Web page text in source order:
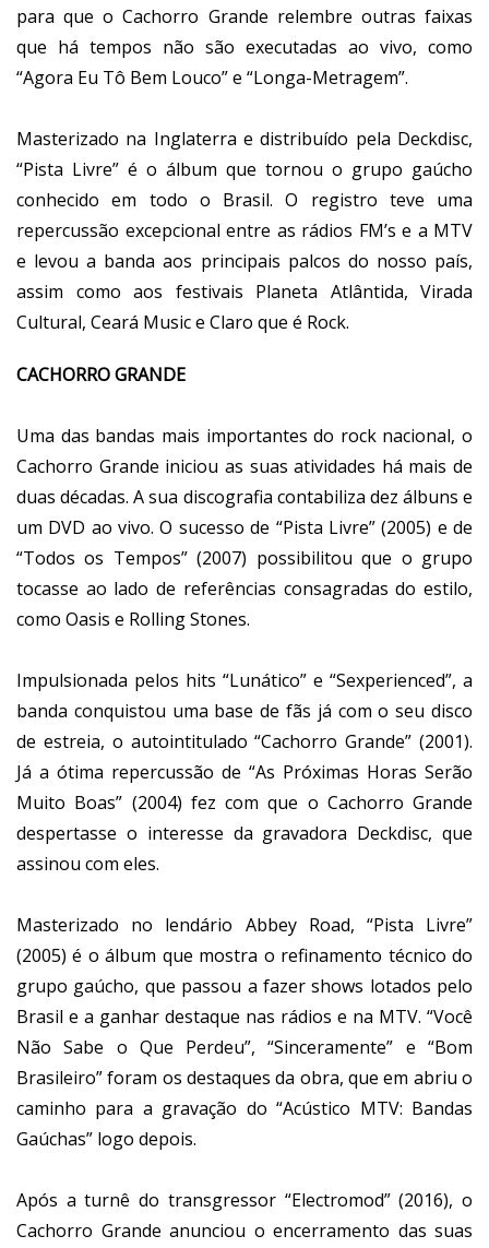
para que o Cachorro Grande relembre outras faixas
que há tempos não são executadas ao vivo, como
“Agora Eu Tô Bem Louco” e “Longa-Metragem”.
Masterizado na Inglaterra e distribuído pela Deckdisc,
“Pista Livre” é o álbum que tornou o grupo gaúcho
conhecido em todo o Brasil. O registro teve uma
repercussão excepcional entre as rádios FM’s e a MTV
e levou a banda aos principais palcos do nosso país,
assim como aos festivais Planeta Atlântida, Virada
Cultural, Ceará Music e Claro que é Rock.
CACHORRO GRANDE
Uma das bandas mais importantes do rock nacional, o
Cachorro Grande iniciou as suas atividades há mais de
duas décadas. A sua discografia contabiliza dez álbuns e
um DVD ao vivo. O sucesso de “Pista Livre” (2005) e de
“Todos os Tempos” (2007) possibilitou que o grupo
tocasse ao lado de referências consagradas do estilo,
como Oasis e Rolling Stones.
Impulsionada pelos hits “Lunático” e “Sexperienced”, a
banda conquistou uma base de fãs já com o seu disco
de estreia, o autointitulado “Cachorro Grande” (2001).
Já a ótima repercussão de “As Próximas Horas Serão
Muito Boas” (2004) fez com que o Cachorro Grande
despertasse o interesse da gravadora Deckdisc, que
assinou com eles.
Masterizado no lendário Abbey Road, “Pista Livre”
(2005) é o álbum que mostra o refinamento técnico do
grupo gaúcho, que passou a fazer shows lotados pelo
Brasil e a ganhar destaque nas rádios e na MTV. “Você
Não Sabe o Que Perdeu”, “Sinceramente” e “Bom
Brasileiro” foram os destaques da obra, que em abriu o
caminho para a gravação do “Acústico MTV: Bandas
Gaúchas” logo depois.
Após a turnê do transgressor “Electromod” (2016), o
Cachorro Grande anunciou o encerramento das suas